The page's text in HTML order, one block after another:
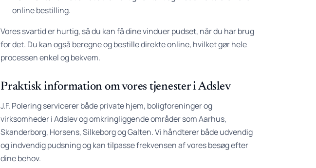
online bestilling.
Vores svartid er hurtig, så du kan få dine vinduer pudset, når du har brug
for det. Du kan også beregne og bestille direkte online, hvilket gør hele
processen enkel og bekvem.
Praktisk information om vores tjenester i Adslev
J.F. Polering servicerer både private hjem, boligforeninger og
virksomheder i Adslev og omkringliggende områder som Aarhus,
Skanderborg, Horsens, Silkeborg og Galten. Vi håndterer både udvendig
og indvendig pudsning og kan tilpasse frekvensen af vores besøg efter
dine behov.